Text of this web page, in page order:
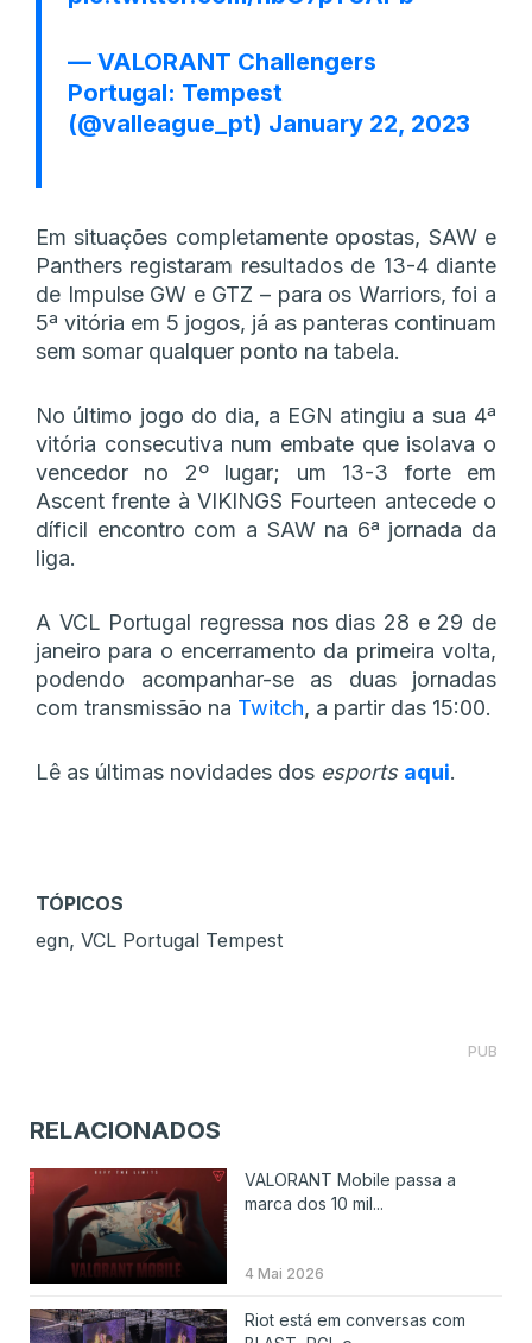
— VALORANT Challengers
Portugal: Tempest
(@valleague_pt) January 22, 2023
Em situações completamente opostas, SAW e
Panthers registaram resultados de 13-4 diante
de Impulse GW e GTZ – para os Warriors, foi a
5ª vitória em 5 jogos, já as panteras continuam
sem somar qualquer ponto na tabela.
No último jogo do dia, a EGN atingiu a sua 4ª
vitória consecutiva num embate que isolava o
vencedor no 2º lugar; um 13-3 forte em
Ascent frente à VIKINGS Fourteen antecede o
díficil encontro com a SAW na 6ª jornada da
liga.
A VCL Portugal regressa nos dias 28 e 29 de
janeiro para o encerramento da primeira volta,
podendo acompanhar-se as duas jornadas
com transmissão na Twitch, a partir das 15:00.
Lê as últimas novidades dos esports aqui.
TÓPICOS
egn, VCL Portugal Tempest
PUB
RELACIONADOS
VALORANT Mobile passa a
marca dos 10 mil...
4 Mai 2026
Riot está em conversas com